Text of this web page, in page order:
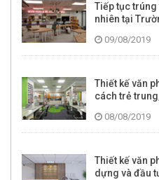
Tiếp tục
nhiên tại
09/08/2019
Thiết kế văn
cách trẻ
08/08/2019
Thiết kế văn
dựng và đầu